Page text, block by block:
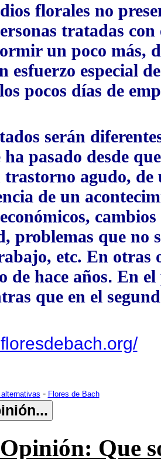
florales no
tratadas
un poco más,
esfuerzo especial
pocos días de
serán
pasado desde
agudo, de
de un
problemas que no
etc. En otras
de hace años. En el
que en el
- Flores de Bach
Que